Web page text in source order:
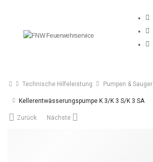
Technische Hilfeleistung Pumpen & Sauger
Kellerentwässerungspumpe K 3/K 3 S/K 3 SA
Zurück Nächste